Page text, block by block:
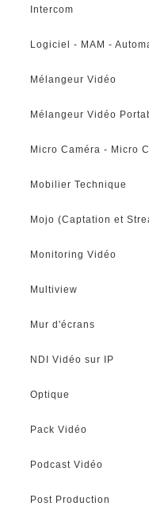
Intercom
Logiciel - MAM -
Mélangeur Vidéo
Mélangeur Vidéo
Micro Caméra - Micro
Mobilier Technique
Mojo (Captation et
Monitoring Vidéo
Multiview
Mur d'écrans
NDI Vidéo sur IP
Optique
Pack Vidéo
Podcast Vidéo
Post Production